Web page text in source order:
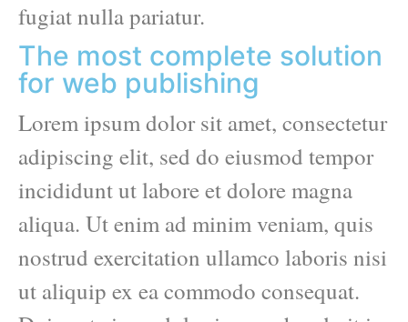
fugiat nulla pariatur.
The most complete solution
for web publishing
Lorem ipsum dolor sit amet, consectetur
adipiscing elit, sed do eiusmod tempor
incididunt ut labore et dolore magna
aliqua. Ut enim ad minim veniam, quis
nostrud exercitation ullamco laboris nisi
ut aliquip ex ea commodo consequat.